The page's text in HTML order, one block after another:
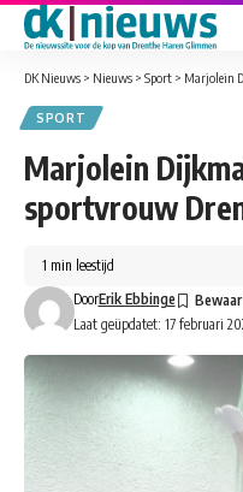
DK Nieuws > Nieuws > Sport > Marjolein
SPORT
Marjolein
sportvrouw
Laat geüpdatet: 17 februari
DoorErik Ebbinge
1 min leestijd